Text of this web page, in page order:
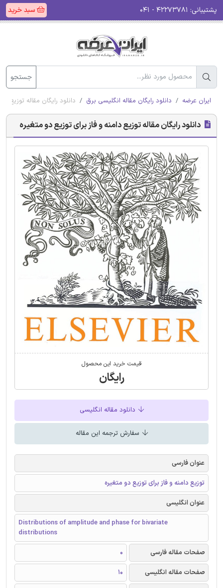
پشتیبانی: سبد خرید
جستجو
ایران عرضه دانلود رایگان مقاله انگلیسی برق دانلود رایگان مقاله توزیع
دانلود رایگان مقاله توزیع دامنه و فاز برای توزیع دو متغیره
قیمت خرید این محصول
رایگان
دانلود مقاله انگلیسی
سفارش ترجمه این مقاله
عنوان فارسی
توزیع دامنه و فاز برای توزیع دو متغیره
عنوان انگلیسی
Distributions of amplitude and phase for bivariate
distributions
صفحات مقاله فارسی
0
صفحات مقاله انگلیسی
10